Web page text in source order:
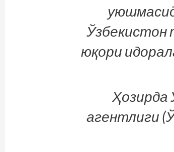
Ўзбекистон
юқори
Ҳозирда
агентлиги